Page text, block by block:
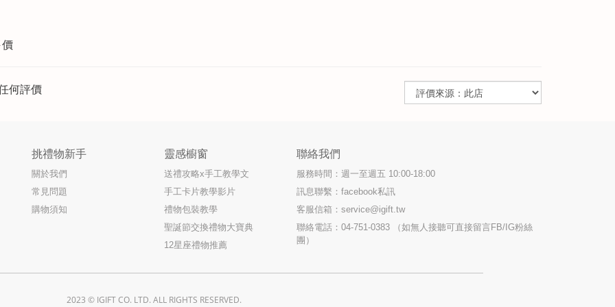
何評價
挑禮物新手
關於我們
常見問題
購物須知
靈感櫥窗
送禮攻略x手工教學文
手工卡片教學影片
禮物包裝教學
聖誕節交換禮物大寶典
12星座禮物推薦
聯絡我們
服務時間：週一至週五 10:00-18:00
訊息聯繫：facebook私訊
客服信箱：service@igift.tw
聯絡電話：04-751-0383 （如無人接聽可直接留言FB/IG粉絲
團）
2023 © IGIFT CO. LTD. ALL RIGHTS RESERVED.